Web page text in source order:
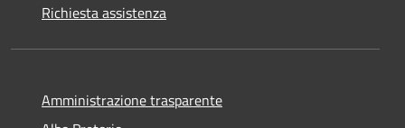
Richiesta assistenza
Amministrazione trasparente